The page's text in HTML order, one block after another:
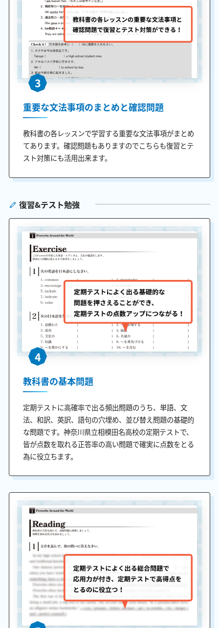
3
重要な文法事項のまとめと確認問題
教科書の各レッスンで学習する重要な文法事項がまとめ
てあります。確認問題もありますのでこちらも復習とテ
スト対策にも活用出来ます。
復習&テスト勉強
4
教科書の基本問題
定期テストに高確率で出る頻出問題のうち、単語、文
法、和訳、英訳、語句の穴埋め、並び替え問題の基礎的
な問題です。神奈川県立相模田名高校の定期テストで、
皆が点数を取れる正答率の高い問題で確実に点数をとる
為に役立ちます。